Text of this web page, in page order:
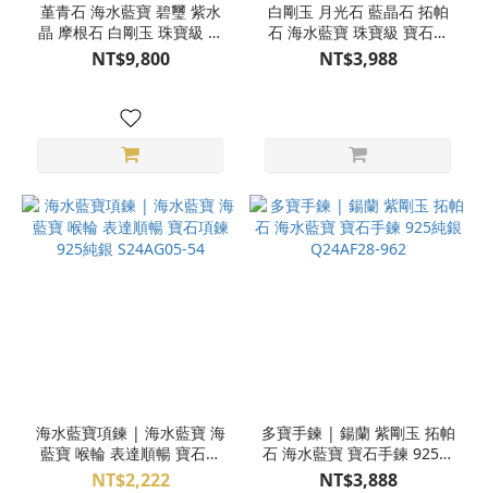
堇青石 海水藍寶 碧璽 紫水
晶 摩根石 白剛玉 珠寶級 寶
石手鍊 多寶手鍊 925純銀
S24AG18-05
NT$9,800
白剛玉 月光石 藍晶石 拓帕
石 海水藍寶 珠寶級 寶石手
鍊 多寶手鍊 925純銀
S24AG18-02
NT$3,988
海水藍寶項鍊 | 海水藍寶 海
藍寶 喉輪 表達順暢 寶石項
鍊 925純銀 S24AG05-54
NT$2,222
多寶手鍊 | 鍚蘭 紫剛玉 拓帕
石 海水藍寶 寶石手鍊 925純
銀 Q24AF28-962
NT$3,888